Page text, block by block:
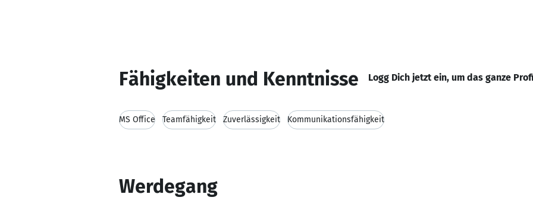
Fähigkeiten und Kenntnisse Logg Dich jetzt ein, um das ganze
MS Office Teamfähigkeit Zuverlässigkeit Kommunikationsfähigkeit
Werdegang